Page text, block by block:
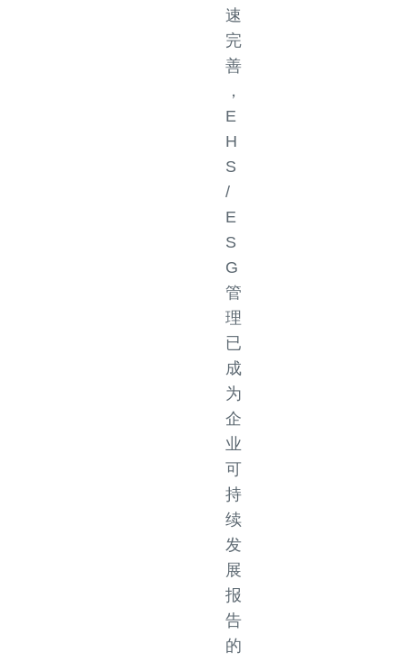
速
完
善
，
E
H
S
/
E
S
G
管
理
已
成
为
企
业
可
持
续
发
展
报
告
的